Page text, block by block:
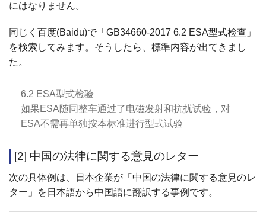
にはなりません。
同じく百度(Baidu)で「GB34660-2017 6.2 ESA型式检查」
を検索してみます。そうしたら、標準内容が出てきまし
た。
6.2 ESA型式检验
如果ESA随同整车通过了电磁发射和抗扰试验，对
ESA不需再单独按本标准进行型式试验
[2] 中国の法律に関する意見のレター
次の具体例は、日本企業が「中国の法律に関する意見のレ
ター」を日本語から中国語に翻訳する事例です。